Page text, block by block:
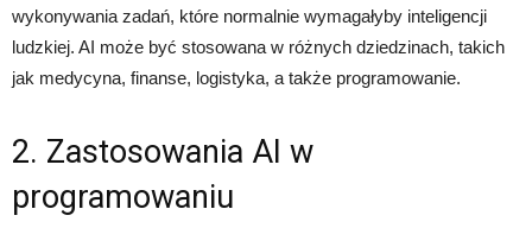
wykonywania zadań, które normalnie wymagałyby inteligencji
ludzkiej. AI może być stosowana w różnych dziedzinach, takich
jak medycyna, finanse, logistyka, a także programowanie.
2. Zastosowania AI w
programowaniu